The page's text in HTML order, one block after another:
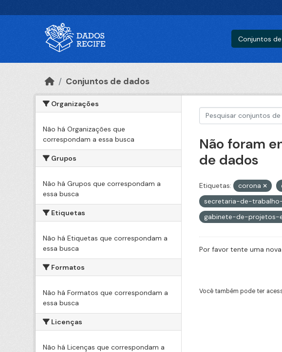
Conjuntos
Conjuntos de dados
Organizações
Não há Organizações que
correspondam a essa busca
Grupos
Não há Grupos que correspondam a
essa busca
Etiquetas
Não há Etiquetas que correspondam a
essa busca
Formatos
Não há Formatos que correspondam a
essa busca
Licenças
Não há Licenças que correspondam a
Não foram
de dados
Etiquetas: corona
secretaria-de-
gabinete-de-projetos-
Por favor tente uma
Você também pode ter